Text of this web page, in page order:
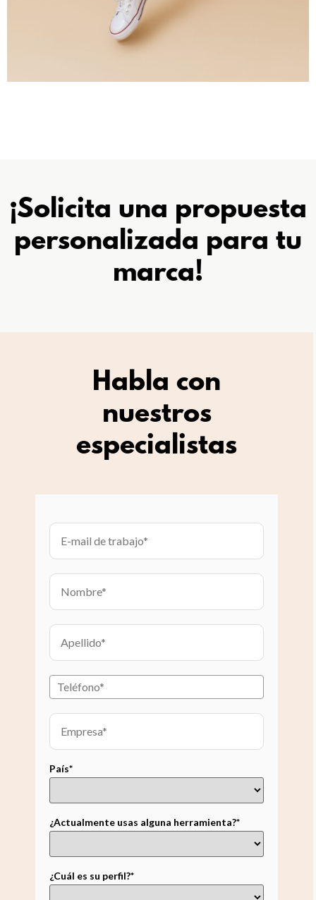
¡Solicita una propuesta
personalizada para tu
marca!
Habla con
nuestros
especialistas
País*
¿Actualmente usas alguna herramienta?*
¿Cuál es su perfil?*